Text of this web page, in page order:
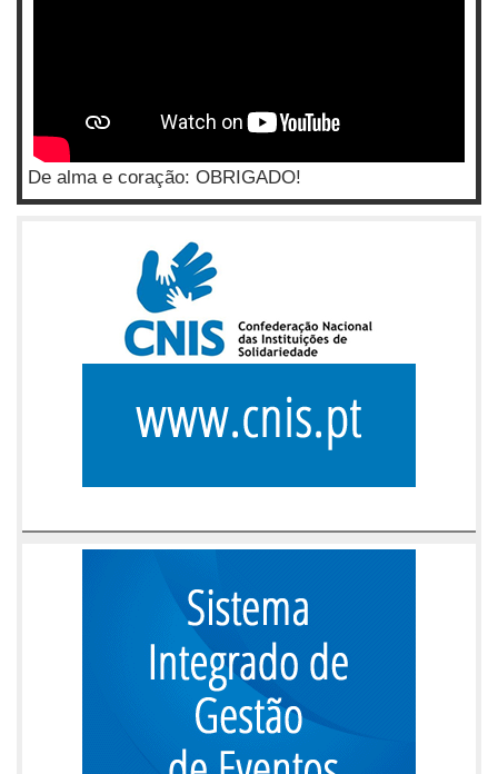
De alma e coração: OBRIGADO!